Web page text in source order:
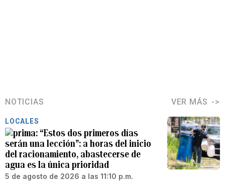
NOTICIAS VER MÁS
LOCALES
“Estos dos primeros días
serán una lección”: a horas del inicio
del racionamiento, abastecerse de
agua es la única prioridad
5 de agosto de 2026 a las 11:10 p.m.